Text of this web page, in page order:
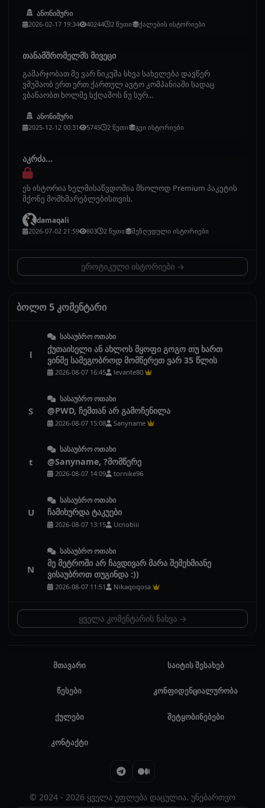
ანონიმური
2026-02-17 19:34 40244 2 წუთი ქალების ისტორიები
თანამშრომელმს მივეცი
გამარჯობათ მე ვარ ნიკუშა სხვა სახელება დავწერ
ვმუშაობ ერთ ერთ ქართულ ავტო კომპანიაში სადაც
ვბანაობთ ხოლმე სქღამოს ნუ სურ...
ანონიმური
2025-12-12 00:31 5745 2 წუთი გეი ისტორიები
აკრძა...
ეს ისტორია ხელმისაწვდომია მხოლოდ Premium პაკეტის
მქონე მომხმარებლებისთვის.
damaqali
2026-07-02 21:59 803 2 წუთი შეზღუდული ისტორიები
ეროტიკული ისტორიები →
ბოლო 5 კომენტარი
l
სასაუბრო ოთახი
ქუთაისელი ან ახლოს მყოფი გოგო თუ ხართ
ვინმე სამეგობროდ მომწერეთ ვარ 35 წლის
2026-08-07 16:45 levante80
S
სასაუბრო ოთახი
@PWD, ჩემთან არ გამოჩენილა
2026-08-07 15:08 Sanyname
t
სასაუბრო ოთახი
@Sanyname, ?მომწერე
2026-08-07 14:09 tornike96
U
სასაუბრო ოთახი
ჩამიხურდა ტაკუები
2026-08-07 13:15 Ucnobiii
N
სასაუბრო ოთახი
მე მეტროში არ ჩავდივარ მარა შემეხმიანე
ვისაუბროთ თუგინდა :))
2026-08-07 11:51 Nikaqoqosa
ყველა კომენტარის ნახვა →
მთავარი საიტის შესახებ
წესები კონფიდენციალურობა
ქულები შეტყობინებები
კონტაქტი
© 2024 - 2026 ყველა უფლება დაცულია. უნებართვო